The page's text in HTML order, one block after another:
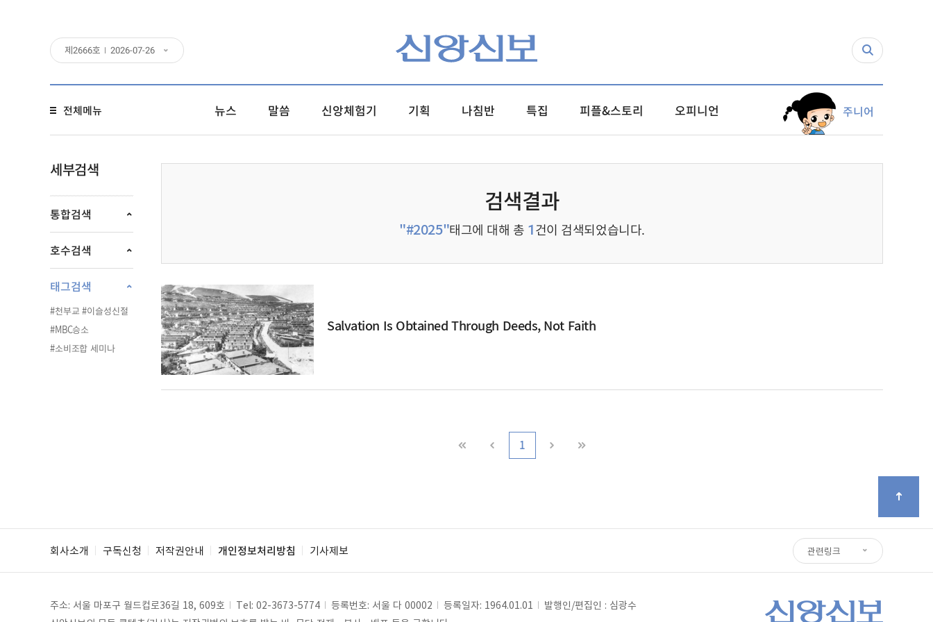
제 2666호 2026-07-26
전체메뉴 뉴스 말씀 신앙체험기 기획 나침반 특집 피플&스토리 오피니언 주니어
세부검색
통합검색
호수검색
태그검색
#천부교 #이슬성신절
#MBC승소
#소비조합 세미나
검색결과
"#2025"태그에 대해 총 1건이 검색되었습니다.
Salvation Is Obtained Through Deeds, Not Faith
1
회사소개 구독신청 저작권안내 개인정보처리방침 기사제보 관련링크
주소: 서울 마포구 월드컵로36길 18, 609호 Tel: 02-3673-5774 등록번호: 서울 다 00002 등록일자: 1964.01.01
발행인/편집인 : 심광수